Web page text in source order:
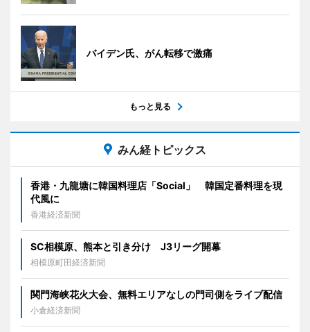
バイデン氏、がん転移で激痛
もっと見る
みん経トピックス
香港・九龍塘に韓国料理店「Social」 韓国定番料理を現
代風に
香港経済新聞
SC相模原、熊本と引き分け J3リーグ開幕
相模原町田経済新聞
関門海峡花火大会、無料エリアなしの門司側をライブ配信
小倉経済新聞